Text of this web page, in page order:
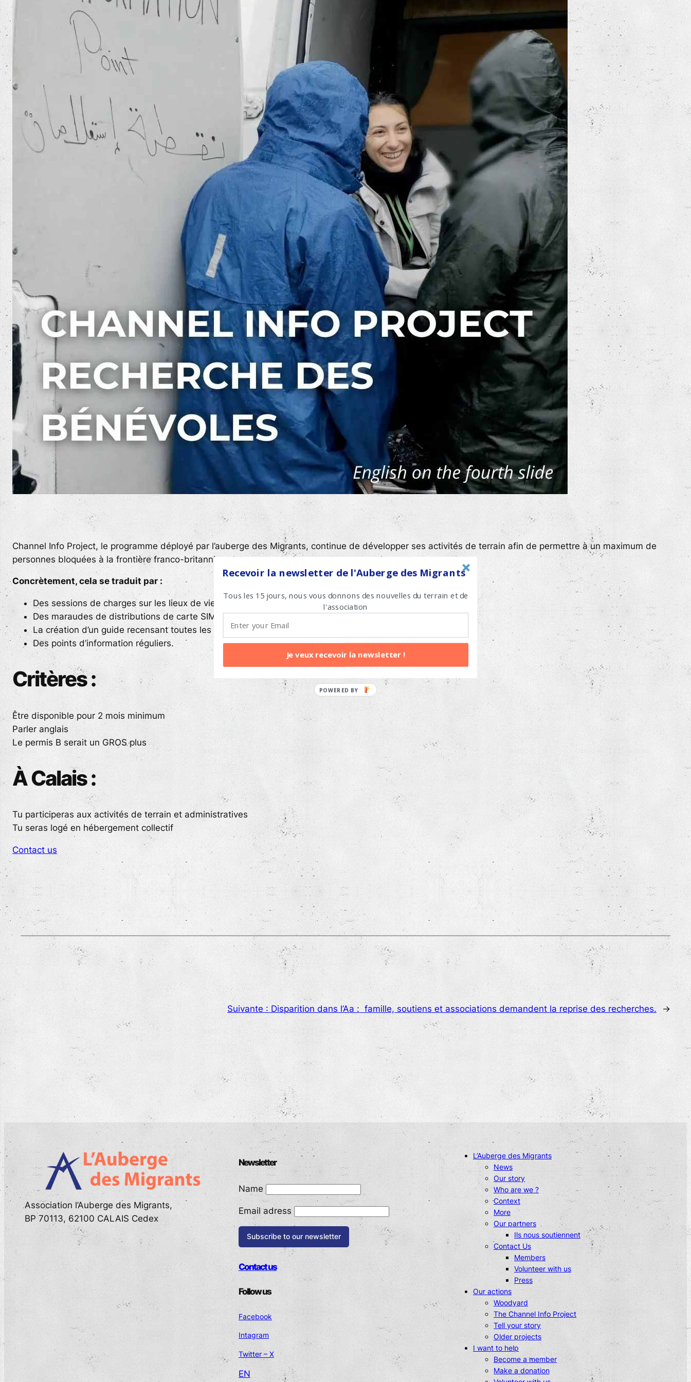
Channel Info Project, le programme déployé par l’auberge des Migrants, continue de développer ses activités de terrain afin de permettre à un maximum de
personnes bloquées à la frontière franco-britannique.
Concrètement, cela se traduit par :
Des sessions de charges sur les lieux de vie informels,
Des maraudes de distributions de carte SIM,
La création d’un guide recensant toutes les infos utiles à destination des personnes en exil,
Des points d’information réguliers.
Critères :
Être disponible pour 2 mois minimum
Parler anglais
Le permis B serait un GROS plus
À Calais :
Tu participeras aux activités de terrain et administratives
Tu seras logé en hébergement collectif
Contact us
Suivante : Disparition dans l’Aa : famille, soutiens et associations demandent la reprise des recherches. →
Association l’Auberge des Migrants,
BP 70113, 62100 CALAIS Cedex
Newsletter
Name
Email adress
Contact us
Follow us
Facebook
Intagram
Twitter – X
EN
L’Auberge des Migrants
News
Our story
Who are we ?
Context
More
Our partners
Ils nous soutiennent
Contact Us
Members
Volunteer with us
Press
Our actions
Woodyard
The Channel Info Project
Tell your story
Older projects
I want to help
Become a member
Make a donation
Recevoir la newsletter de l'Auberge des Migrants
Tous les 15 jours, nous vous donnons des nouvelles du terrain et de
l'association
Je veux recevoir la newsletter !